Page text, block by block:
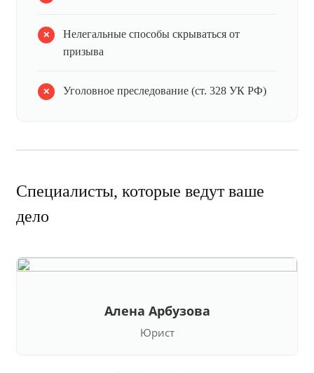
Нелегальные способы скрываться от
призыва
Уголовное преследование (ст. 328 УК РФ)
Специалисты, которые ведут ваше
дело
Алена Арбузова
Юрист